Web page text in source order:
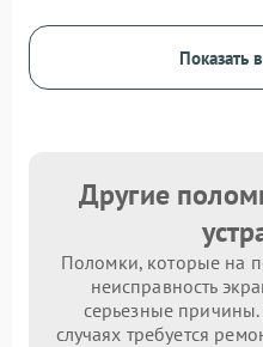
Показать
Другие
Поломки, которые на
неисправность
серьезные
случаях требуется